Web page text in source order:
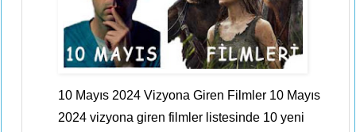
10 Mayıs 2024 Vizyona Giren Filmler 10 Mayıs
2024 vizyona giren filmler listesinde 10 yeni